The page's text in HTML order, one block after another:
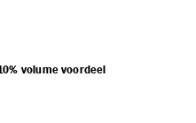
volume voordeel